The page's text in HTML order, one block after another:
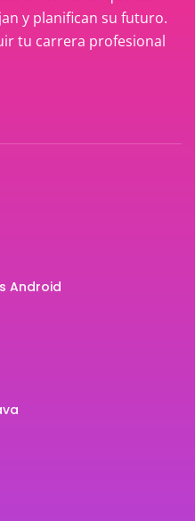
y planifican su futuro.
tu carrera profesional
Android